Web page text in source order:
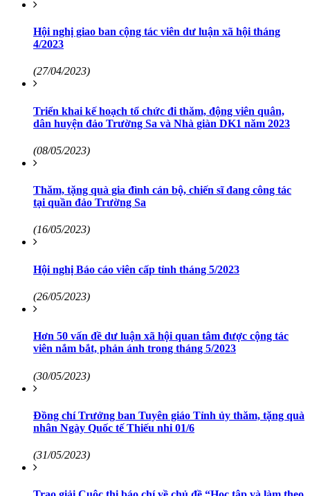
Hội nghị giao ban cộng tác viên dư luận xã hội tháng
4/2023
(27/04/2023)
Triển khai kế hoạch tổ chức đi thăm, động viên quân,
dân huyện đảo Trường Sa và Nhà giàn DK1 năm 2023
(08/05/2023)
Thăm, tặng quà gia đình cán bộ, chiến sĩ đang công tác
tại quần đảo Trường Sa
(16/05/2023)
Hội nghị Báo cáo viên cấp tỉnh tháng 5/2023
(26/05/2023)
Hơn 50 vấn đề dư luận xã hội quan tâm được cộng tác
viên nắm bắt, phản ánh trong tháng 5/2023
(30/05/2023)
Đồng chí Trưởng ban Tuyên giáo Tỉnh ủy thăm, tặng quà
nhân Ngày Quốc tế Thiếu nhi 01/6
(31/05/2023)